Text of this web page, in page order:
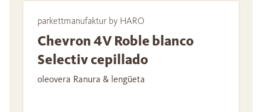
parkettmanufaktur by HARO
Chevron 4V Roble blanco
Selectiv cepillado
oleovera Ranura & lengüeta